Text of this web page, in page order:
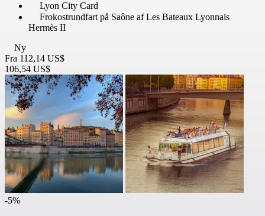
Lyon City Card
Frokostrundfart på Saône af Les Bateaux Lyonnais
Hermès II
Ny
Fra 112,14 US$
106,54 US$
-5%